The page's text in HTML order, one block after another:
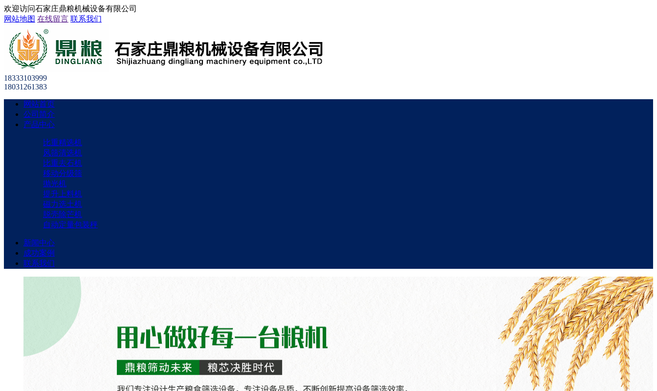
欢迎访问石家庄鼎粮机械设备有限公司
网站地图 在线留言 联系我们
18333103999
18031261383
网站首页
公司简介
产品中心
比重精选机
风筛清选机
比重去石机
移动分级筛
抛光机
提升上料机
磁力选土机
脱壳除芒机
自动定量包装秤
新闻中心
成功案例
联系我们